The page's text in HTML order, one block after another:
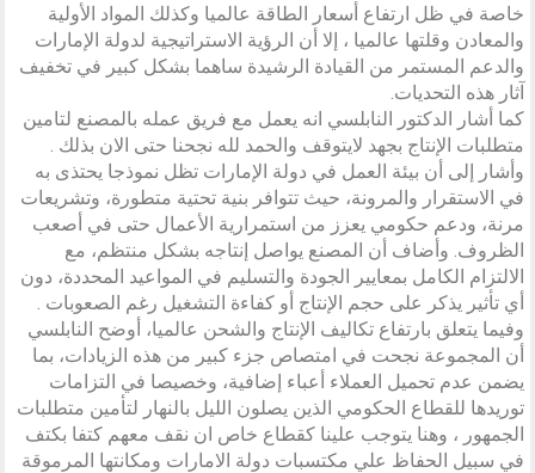
خاصة في ظل ارتفاع أسعار الطاقة عالميا وكذلك المواد الأولية
والمعادن وقلتها عالميا ، إلا أن الرؤية الاستراتيجية لدولة الإمارات
والدعم المستمر من القيادة الرشيدة ساهما بشكل كبير في تخفيف
آثار هذه التحديات.
كما أشار الدكتور النابلسي انه يعمل مع فريق عمله بالمصنع لتامين
متطلبات الإنتاج بجهد لايتوقف والحمد لله نجحنا حتى الان بذلك .
وأشار إلى أن بيئة العمل في دولة الإمارات تظل نموذجا يحتذى به
في الاستقرار والمرونة، حيث تتوافر بنية تحتية متطورة، وتشريعات
مرنة، ودعم حكومي يعزز من استمرارية الأعمال حتى في أصعب
الظروف. وأضاف أن المصنع يواصل إنتاجه بشكل منتظم، مع
الالتزام الكامل بمعايير الجودة والتسليم في المواعيد المحددة، دون
أي تأثير يذكر على حجم الإنتاج أو كفاءة التشغيل رغم الصعوبات .
وفيما يتعلق بارتفاع تكاليف الإنتاج والشحن عالميا، أوضح النابلسي
أن المجموعة نجحت في امتصاص جزء كبير من هذه الزيادات، بما
يضمن عدم تحميل العملاء أعباء إضافية، وخصيصا في التزامات
توريدها للقطاع الحكومي الذين يصلون الليل بالنهار لتأمين متطلبات
الجمهور ، وهنا يتوجب علينا كقطاع خاص ان نقف معهم كتفا بكتف
في سبيل الحفاظ علي مكتسبات دولة الامارات ومكانتها المرموقة